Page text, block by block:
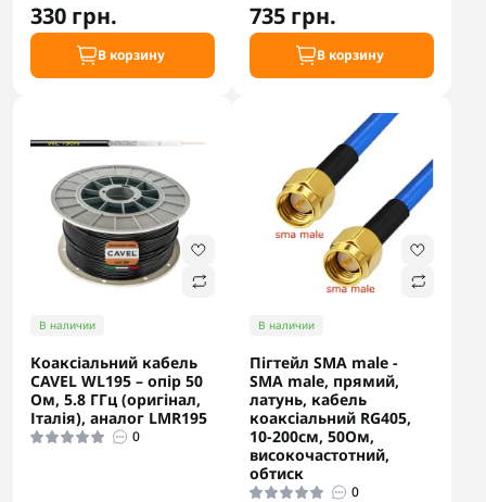
330 грн.
В корзину
735 грн.
В корзину
В наличии
Коаксіальний кабель
CAVEL WL195 – опір 50
Ом, 5.8 ГГц (оригінал,
Італія), аналог LMR195
0
В наличии
Пігтейл SMA male -
SMA male, прямий,
латунь, кабель
коаксіальний RG405,
10-200см, 50Ом,
високочастотний,
обтиск
0